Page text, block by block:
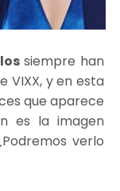
siempre han
VIXX, y en esta
que aparece
es la imagen
verlo